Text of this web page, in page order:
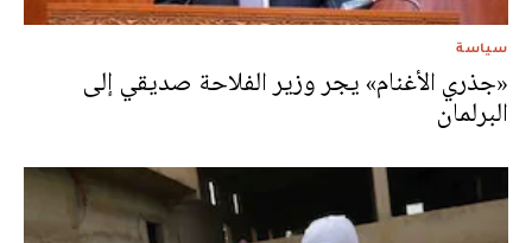
سياسة
«جذري الأغنام» يجر وزير الفلاحة صديقي إلى
البرلمان